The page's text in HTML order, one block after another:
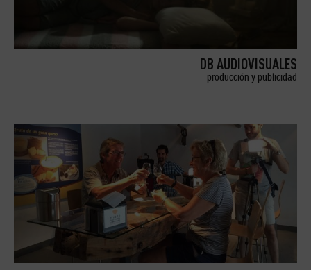
DB AUDIOVISUALES
producción y publicidad